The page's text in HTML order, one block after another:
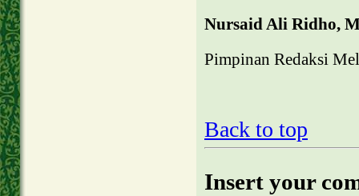
Nursaid Ali Ridho,
Pimpinan Redaksi
Back to top
Insert your